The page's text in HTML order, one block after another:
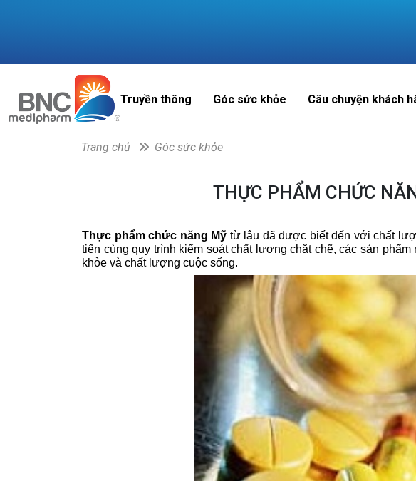
Truyền thông Góc sức khỏe Câu chuyện khách
Trang chủ Góc sức khỏe
THỰC PHẨM CHỨC
Thực phẩm chức năng Mỹ từ lâu đã được biết đến với chất
tiến cùng quy trình kiểm soát chất lượng chặt chẽ, các sản
khỏe và chất lượng cuộc sống.